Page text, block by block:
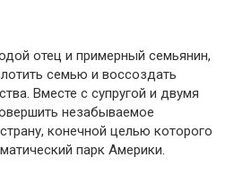
отец и примерный семьянин,
семью и воссоздать
Вместе с супругой и двумя
незабываемое
конечной целью которого
парк Америки.